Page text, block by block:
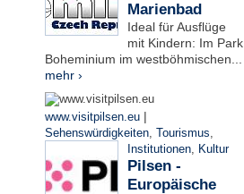
Marienbad
Ideal für Ausflüge
mit Kindern: Im Park
Boheminium im westböhmischen...
mehr ›
www.visitpilsen.eu |
Sehenswürdigkeiten, Tourismus,
Institutionen, Kultur
Pilsen -
Europäische